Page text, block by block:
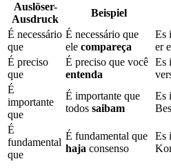
Auslöser-
Ausdruck
Beispiel
É necessário
que
É necessário que
ele compareça
Es
er
É preciso
que
É preciso que você
entenda
Es
É
importante
que
É importante que
todos saibam
Es
É
fundamental
que
É fundamental que
haja consenso
Es